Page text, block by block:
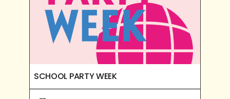
SCHOOL PARTY WEEK